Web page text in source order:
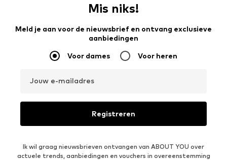
Mis niks!
Meld je aan voor de nieuwsbrief en ontvang exclusieve
aanbiedingen
Voor dames Voor heren
Jouw e-mailadres
Registreren
Ik wil graag nieuwsbrieven ontvangen van ABOUT YOU over
actuele trends, aanbiedingen en vouchers in overeenstemming